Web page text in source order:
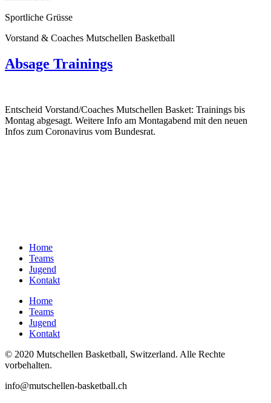
Sportliche Grüsse
Vorstand & Coaches Mutschellen Basketball
Absage Trainings
Entscheid Vorstand/Coaches Mutschellen Basket: Trainings bis
Montag abgesagt. Weitere Info am Montagabend mit den neuen
Infos zum Coronavirus vom Bundesrat.
Home
Teams
Jugend
Kontakt
Home
Teams
Jugend
Kontakt
© 2020 Mutschellen Basketball, Switzerland. Alle Rechte
vorbehalten.
info@mutschellen-basketball.ch